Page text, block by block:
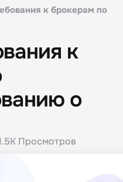
к брокерам по
к
о
Просмотров